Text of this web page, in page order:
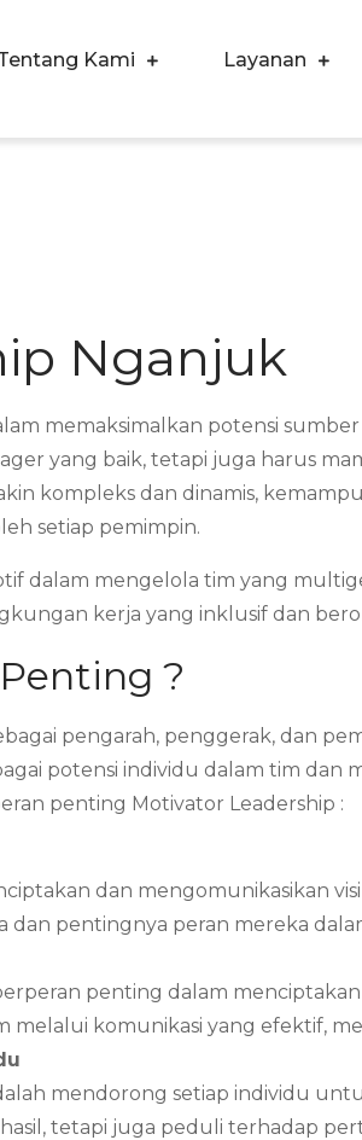
Kami Layanan
Nganjuk
memaksimalkan potensi
yang baik, tetapi juga harus
kompleks dan dinamis,
setiap pemimpin.
dalam mengelola tim yang
kerja yang inklusif dan
?
pengarah, penggerak, dan
potensi individu dalam tim dan
penting Motivator Leadership :
dan mengomunikasikan
pentingnya peran mereka
penting dalam
komunikasi yang efektif,
mendorong setiap individu
tetapi juga peduli terhadap